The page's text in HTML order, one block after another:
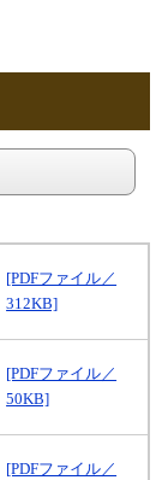
[PDFファイル／
312KB]
[PDFファイル／
50KB]
[PDFファイル／